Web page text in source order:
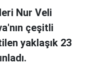
Nur Veli
çeşitli
yaklaşık 23